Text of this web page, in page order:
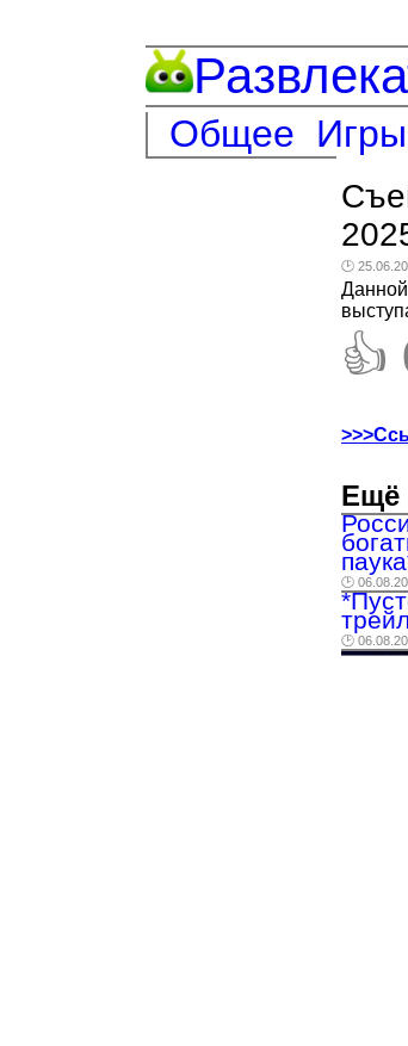
Общее Игры
🕑
👍
Ещё
🕑
🕑